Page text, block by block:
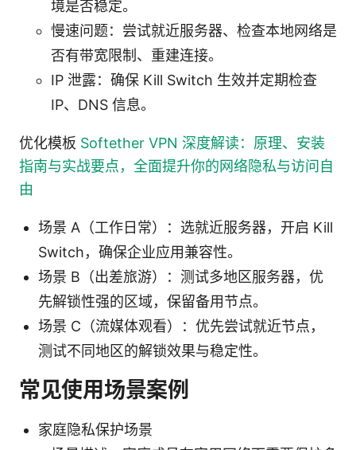
境是否稳定。
慢速问题：尝试就近服务器、检查本地网络是
否有带宽限制、重建连接。
IP 泄露：确保 Kill Switch 生效并定期检查
IP、DNS 信息。
优化模板 Softether VPN 深度解读：原理、安装
指南与实战要点，全面提升你的网络隐私与访问自
由
场景 A（工作日常）：选就近服务器，开启 Kill
Switch，确保企业应用兼容性。
场景 B（出差旅游）：测试多地区服务器，优
先解锁性强的区域，保留备用节点。
场景 C（流媒体观看）：优先尝试就近节点，
测试不同地区的解锁效果与稳定性。
常见使用场景案例
家庭隐私保护场景